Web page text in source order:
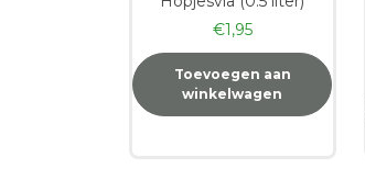
€1,95
Toevoegen aan
winkelwagen